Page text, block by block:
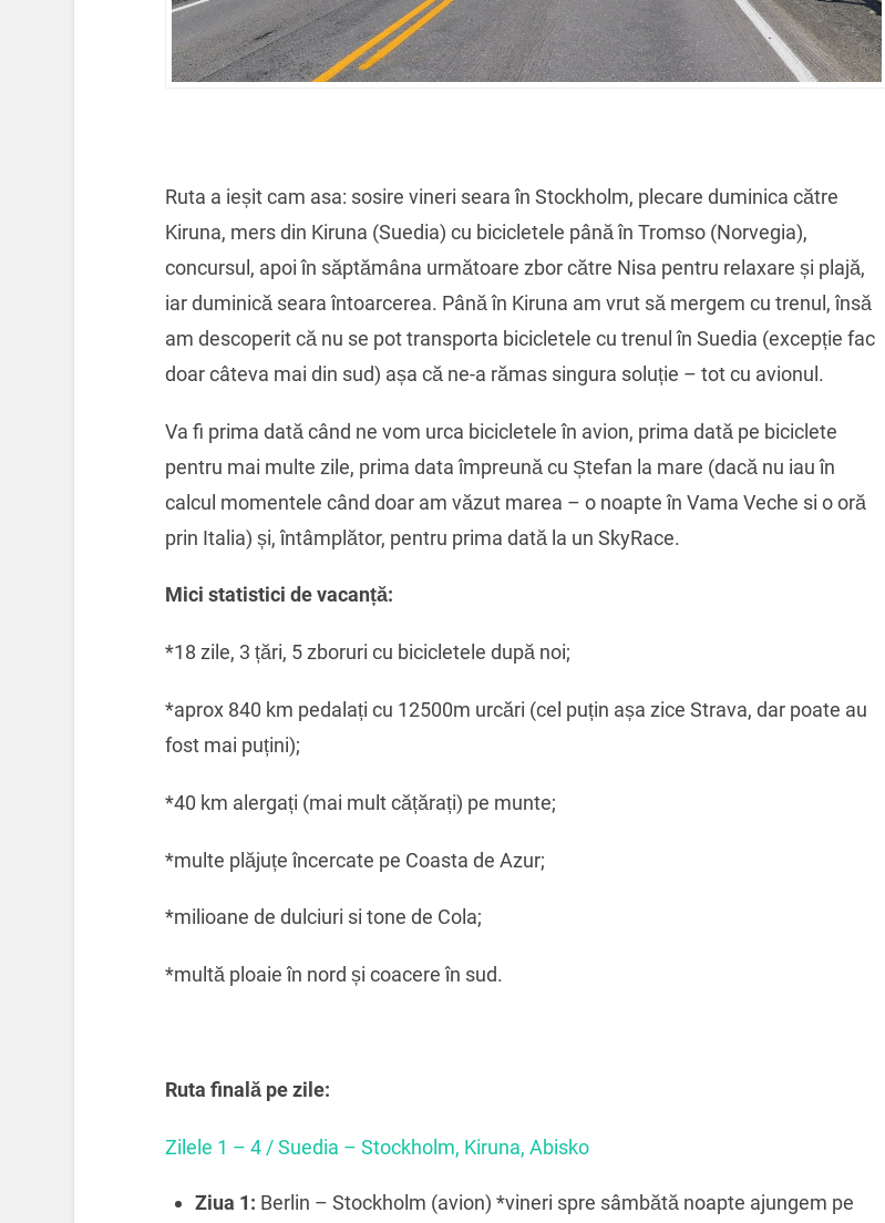
Ruta a ieșit cam asa: sosire vineri seara în Stockholm, plecare duminica către
Kiruna, mers din Kiruna (Suedia) cu bicicletele până în Tromso (Norvegia),
concursul, apoi în săptămâna următoare zbor către Nisa pentru relaxare și plajă,
iar duminică seara întoarcerea. Până în Kiruna am vrut să mergem cu trenul, însă
am descoperit că nu se pot transporta bicicletele cu trenul în Suedia (excepție fac
doar câteva mai din sud) așa că ne-a rămas singura soluție – tot cu avionul.
Va fi prima dată când ne vom urca bicicletele în avion, prima dată pe biciclete
pentru mai multe zile, prima data împreună cu Ștefan la mare (dacă nu iau în
calcul momentele când doar am văzut marea – o noapte în Vama Veche si o oră
prin Italia) și, întâmplător, pentru prima dată la un SkyRace.
Mici statistici de vacanță:
*18 zile, 3 țări, 5 zboruri cu bicicletele după noi;
*aprox 840 km pedalați cu 12500m urcări (cel puțin așa zice Strava, dar poate au
fost mai puțini);
*40 km alergați (mai mult cățărați) pe munte;
*multe plăjuțe încercate pe Coasta de Azur;
*milioane de dulciuri si tone de Cola;
*multă ploaie în nord și coacere în sud.
Ruta finală pe zile:
Zilele 1 – 4 / Suedia – Stockholm, Kiruna, Abisko
Ziua 1: Berlin – Stockholm (avion) *vineri spre sâmbătă noapte ajungem pe